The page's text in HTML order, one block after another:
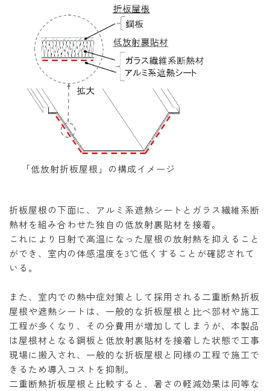
「低放射折板屋根」の構成イメージ
折板屋根の下面に、アルミ系遮熱シートとガラス繊維系断
熱材を組み合わせた独自の低放射裏貼材を接着。
これにより日射で高温になった屋根の放射熱を抑えること
ができ、室内の体感温度を3℃低くすることが確認されて
いる。
また、室内での熱中症対策として採用される二重断熱折板
屋根や遮熱シートは、一般的な折板屋根と比べ部材や施工
工程が多くなり、その分費用が増加してしまうが、本製品
は屋根材となる鋼板と低放射裏貼材を接着した状態で工事
現場に搬入され、一般的な折板屋根と同様の工程で施工で
きるため導入コストを抑制。
二重断熱折板屋根と比較すると、暑さの軽減効果は同等な